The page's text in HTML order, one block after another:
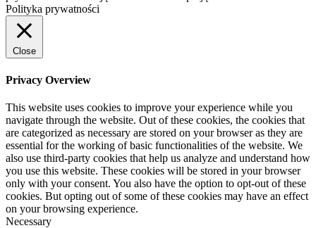
Polityka prywatności
Close
Privacy Overview
This website uses cookies to improve your experience while you
navigate through the website. Out of these cookies, the cookies that
are categorized as necessary are stored on your browser as they are
essential for the working of basic functionalities of the website. We
also use third-party cookies that help us analyze and understand how
you use this website. These cookies will be stored in your browser
only with your consent. You also have the option to opt-out of these
cookies. But opting out of some of these cookies may have an effect
on your browsing experience.
Necessary